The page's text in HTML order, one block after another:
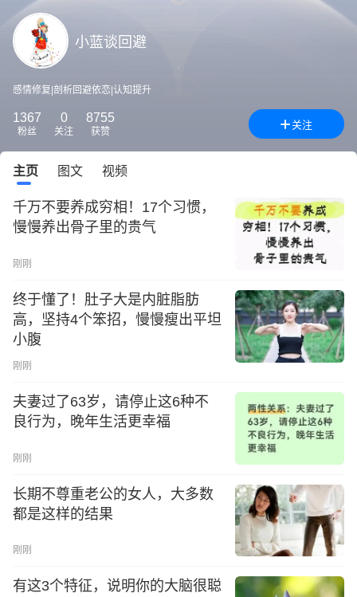
小蓝谈回避
感情修复|剖析回避依恋|认知提升
1367
粉丝
0
关注
8755
获赞
关注
主页 图文 视频
千万不要养成穷相！17个习惯，
慢慢养出骨子里的贵气
刚刚
终于懂了！肚子大是内脏脂肪
高，坚持4个笨招，慢慢瘦出平坦
小腹
刚刚
夫妻过了63岁，请停止这6种不
良行为，晚年生活更幸福
刚刚
长期不尊重老公的女人，大多数
都是这样的结果
刚刚
有这3个特征，说明你的大脑很聪